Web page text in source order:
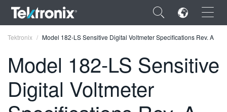
×
ENGLISH
Tektronix Model 182-LS Sensitive Digital Voltmeter Specifications Rev. A
Model 182-LS Sensitive
Digital Voltmeter